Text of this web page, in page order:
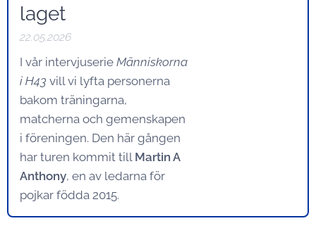
laget
22.05.2026
I vår intervjuserie Människorna
i H43 vill vi lyfta personerna
bakom träningarna,
matcherna och gemenskapen
i föreningen. Den här gången
har turen kommit till Martin A
Anthony, en av ledarna för
pojkar födda 2015.